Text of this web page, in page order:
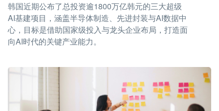
韩国近期公布了总投资逾1800万亿韩元的三大超级
AI基建项目，涵盖半导体制造、先进封装与AI数据中
心，目标是借助国家级投入与龙头企业布局，打造面
向AI时代的关键产业能力。